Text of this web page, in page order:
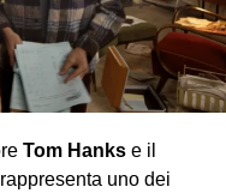
Tom Hankse il
uno dei